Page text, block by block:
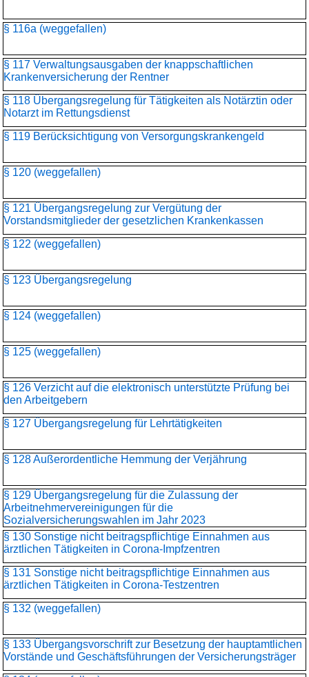
§ 116a (weggefallen)
§ 117 Verwaltungsausgaben der knappschaftlichen
Krankenversicherung der Rentner
§ 118 Übergangsregelung für Tätigkeiten als Notärztin oder
Notarzt im Rettungsdienst
§ 119 Berücksichtigung von Versorgungskrankengeld
§ 120 (weggefallen)
§ 121 Übergangsregelung zur Vergütung der
Vorstandsmitglieder der gesetzlichen Krankenkassen
§ 122 (weggefallen)
§ 123 Übergangsregelung
§ 124 (weggefallen)
§ 125 (weggefallen)
§ 126 Verzicht auf die elektronisch unterstützte Prüfung bei
den Arbeitgebern
§ 127 Übergangsregelung für Lehrtätigkeiten
§ 128 Außerordentliche Hemmung der Verjährung
§ 129 Übergangsregelung für die Zulassung der
Arbeitnehmervereinigungen für die
Sozialversicherungswahlen im Jahr 2023
§ 130 Sonstige nicht beitragspflichtige Einnahmen aus
ärztlichen Tätigkeiten in Corona-Impfzentren
§ 131 Sonstige nicht beitragspflichtige Einnahmen aus
ärztlichen Tätigkeiten in Corona-Testzentren
§ 132 (weggefallen)
§ 133 Übergangsvorschrift zur Besetzung der hauptamtlichen
Vorstände und Geschäftsführungen der Versicherungsträger